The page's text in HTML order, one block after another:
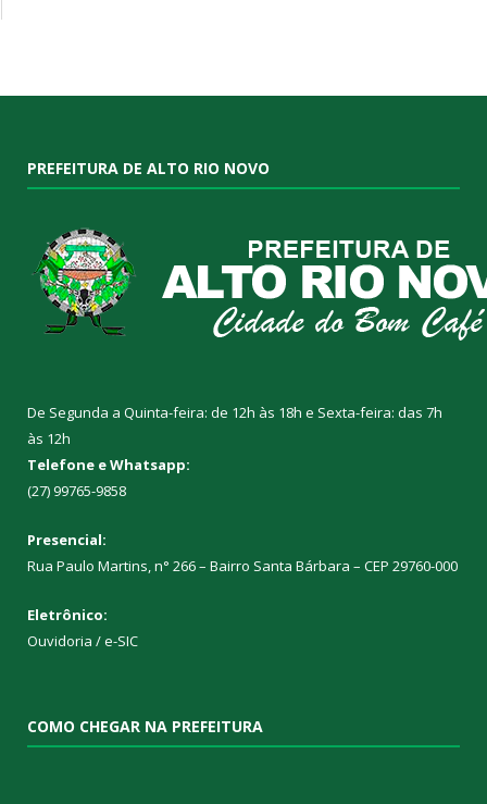
PREFEITURA DE ALTO RIO NOVO
De Segunda a Quinta-feira: de 12h às 18h e Sexta-feira: das 7h
às 12h
Telefone e Whatsapp:
(27) 99765-9858
Presencial:
Rua Paulo Martins, n° 266 – Bairro Santa Bárbara – CEP 29760-000
Eletrônico:
Ouvidoria /e-SIC
COMO CHEGAR NA PREFEITURA